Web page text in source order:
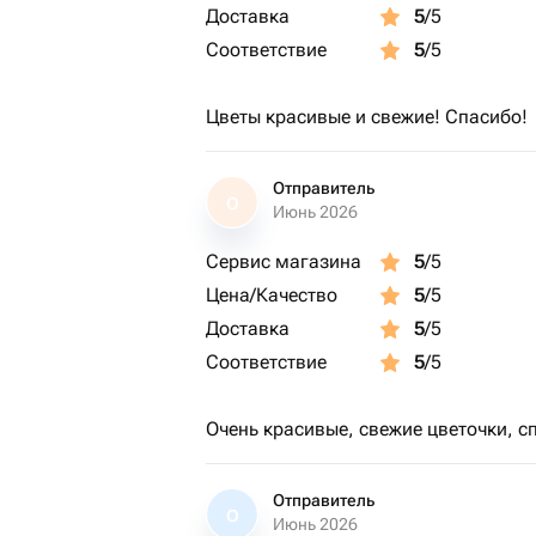
Доставка
5/5
Соответствие
5/5
Цветы красивые и свежие! Спасибо!
О
Отправитель
Июнь 2026
Сервис магазина 5/5
Цена/Качество
5/5
Доставка
5/5
Соответствие
5/5
Очень красивые, свежие цветочки,
О
Отправитель
Июнь 2026